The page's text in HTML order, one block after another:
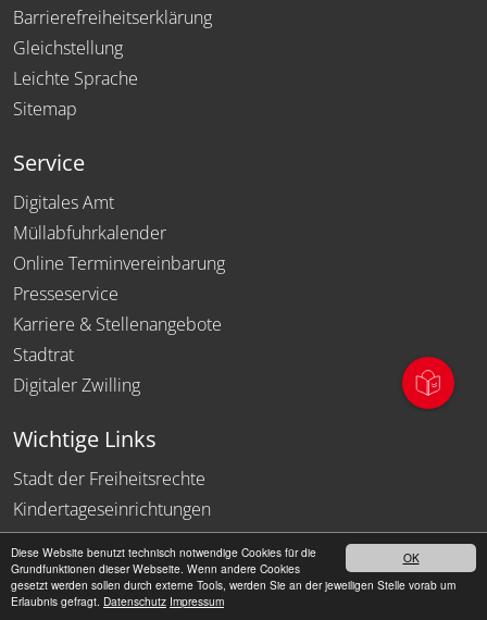
OK
Diese Website benutzt technisch notwendige Cookies für die
Grundfunktionen dieser Webseite. Wenn andere Cookies
gesetzt werden sollen durch externe Tools, werden Sie an der jeweiligen Stelle vorab um
Erlaubnis gefragt. Datenschutz Impressum
Barrierefreiheitserklärung
Gleichstellung
Leichte Sprache
Sitemap
Service
Digitales Amt
Müllabfuhrkalender
Online Terminvereinbarung
Presseservice
Karriere & Stellenangebote
Stadtrat
Digitaler Zwilling
Wichtige Links
Stadt der Freiheitsrechte
Kindertageseinrichtungen
Umwelt & Klimaschutz
Stadtmarketing
Stadtwerke